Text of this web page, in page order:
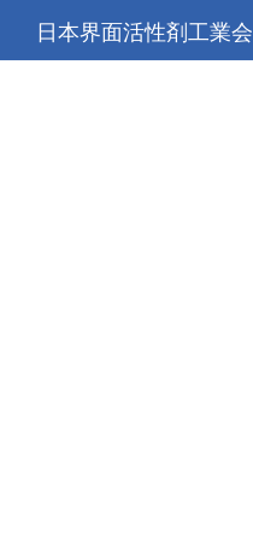
日本界面活性剤工業会